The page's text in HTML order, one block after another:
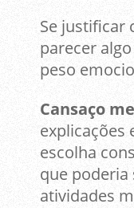
Se justificar
parecer
peso
Cansaço
explicações
escolha
que poderia
atividades